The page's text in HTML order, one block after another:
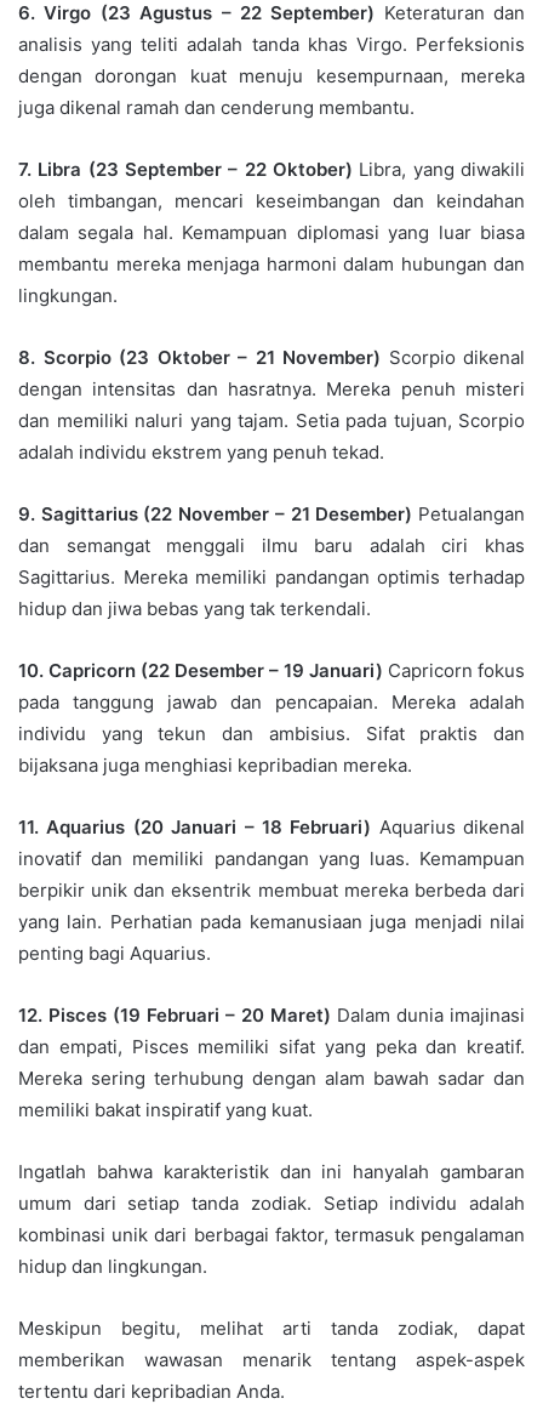
6. Virgo (23 Agustus – 22 September) Keteraturan dan
analisis yang teliti adalah tanda khas Virgo. Perfeksionis
dengan dorongan kuat menuju kesempurnaan, mereka
juga dikenal ramah dan cenderung membantu.
7. Libra (23 September – 22 Oktober) Libra, yang diwakili
oleh timbangan, mencari keseimbangan dan keindahan
dalam segala hal. Kemampuan diplomasi yang luar biasa
membantu mereka menjaga harmoni dalam hubungan dan
lingkungan.
8. Scorpio (23 Oktober – 21 November) Scorpio dikenal
dengan intensitas dan hasratnya. Mereka penuh misteri
dan memiliki naluri yang tajam. Setia pada tujuan, Scorpio
adalah individu ekstrem yang penuh tekad.
9. Sagittarius (22 November – 21 Desember) Petualangan
dan semangat menggali ilmu baru adalah ciri khas
Sagittarius. Mereka memiliki pandangan optimis terhadap
hidup dan jiwa bebas yang tak terkendali.
10. Capricorn (22 Desember – 19 Januari) Capricorn fokus
pada tanggung jawab dan pencapaian. Mereka adalah
individu yang tekun dan ambisius. Sifat praktis dan
bijaksana juga menghiasi kepribadian mereka.
11. Aquarius (20 Januari – 18 Februari) Aquarius dikenal
inovatif dan memiliki pandangan yang luas. Kemampuan
berpikir unik dan eksentrik membuat mereka berbeda dari
yang lain. Perhatian pada kemanusiaan juga menjadi nilai
penting bagi Aquarius.
12. Pisces (19 Februari – 20 Maret) Dalam dunia imajinasi
dan empati, Pisces memiliki sifat yang peka dan kreatif.
Mereka sering terhubung dengan alam bawah sadar dan
memiliki bakat inspiratif yang kuat.
Ingatlah bahwa karakteristik dan ini hanyalah gambaran
umum dari setiap tanda zodiak. Setiap individu adalah
kombinasi unik dari berbagai faktor, termasuk pengalaman
hidup dan lingkungan.
Meskipun begitu, melihat arti tanda zodiak, dapat
memberikan wawasan menarik tentang aspek-aspek
tertentu dari kepribadian Anda.